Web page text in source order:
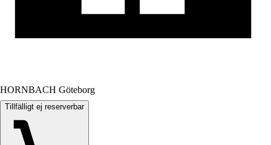
HORNBACH Göteborg
Tillfälligt ej reserverbar